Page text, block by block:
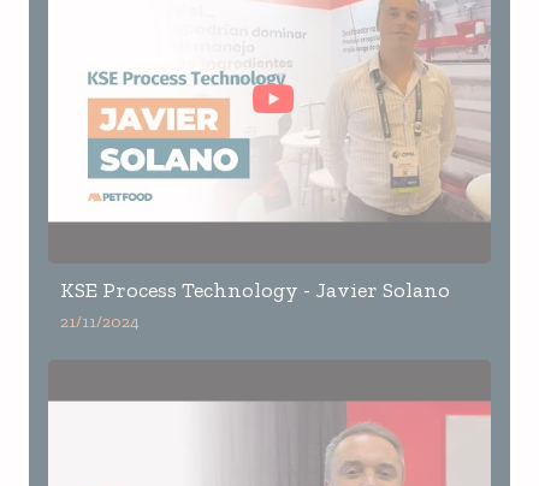
KSE Process Technology - Javier Solano
21/11/2024